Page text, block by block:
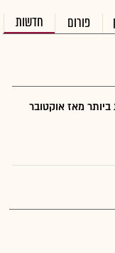
פורום חדשות
מאז אוקטובר